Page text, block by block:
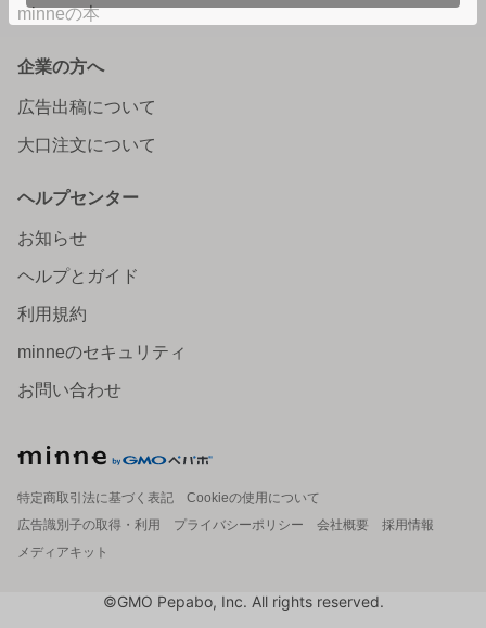
minneの本
企業の方へ
広告出稿について
大口注文について
ヘルプセンター
お知らせ
ヘルプとガイド
利用規約
minneのセキュリティ
お問い合わせ
特定商取引法に基づく表記
Cookieの使用について
広告識別子の取得・利用
プライバシーポリシー 会社概要
採用情報
メディアキット
©GMO Pepabo, Inc. All rights reserved.